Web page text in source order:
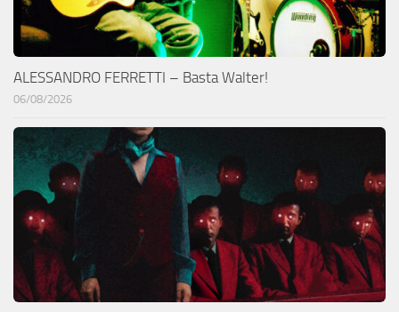
ALESSANDRO FERRETTI – Basta Walter!
06/08/2026